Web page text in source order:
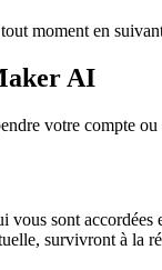
moment en
AI
votre compte
vous sont
survivront à la